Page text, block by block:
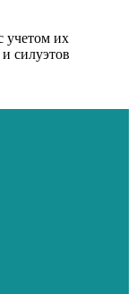
учетом их
силуэтов